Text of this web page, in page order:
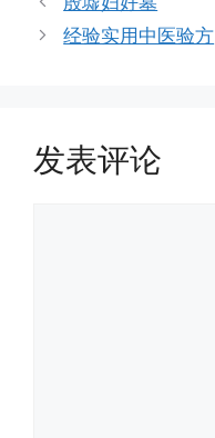
经验实用中医验方
发表评论